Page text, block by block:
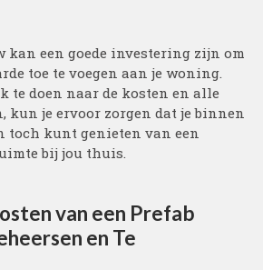
kan een goede investering zijn om
toe te voegen aan je woning.
te doen naar de kosten en alle
kun je ervoor zorgen dat je binnen
toch kunt genieten van een
bij jou thuis.
van een Prefab
en Te